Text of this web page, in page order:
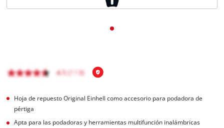
Hoja de repuesto Original Einhell como accesorio para podadora de
pértiga
Apta para las podadoras y herramientas multifunción inalámbricas